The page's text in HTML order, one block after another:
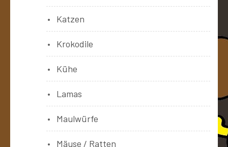
Katzen
Krokodile
Kühe
Lamas
Maulwürfe
Mäuse / Ratten